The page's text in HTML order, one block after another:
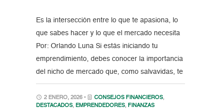
Es la intersección entre lo que te apasiona, lo
que sabes hacer y lo que el mercado necesita
Por: Orlando Luna Si estás iniciando tu
emprendimiento, debes conocer la importancia
del nicho de mercado que, como salvavidas, te
2 ENERO, 2026 • CONSEJOS FINANCIEROS,
DESTACADOS, EMPRENDEDORES, FINANZAS